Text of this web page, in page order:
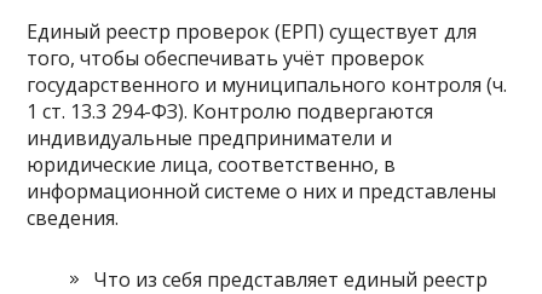
Единый реестр проверок (ЕРП) существует для
того, чтобы обеспечивать учёт проверок
государственного и муниципального контроля (ч.
1 ст. 13.3 294-ФЗ). Контролю подвергаются
индивидуальные предприниматели и
юридические лица, соответственно, в
информационной системе о них и представлены
сведения.
Что из себя представляет единый реестр